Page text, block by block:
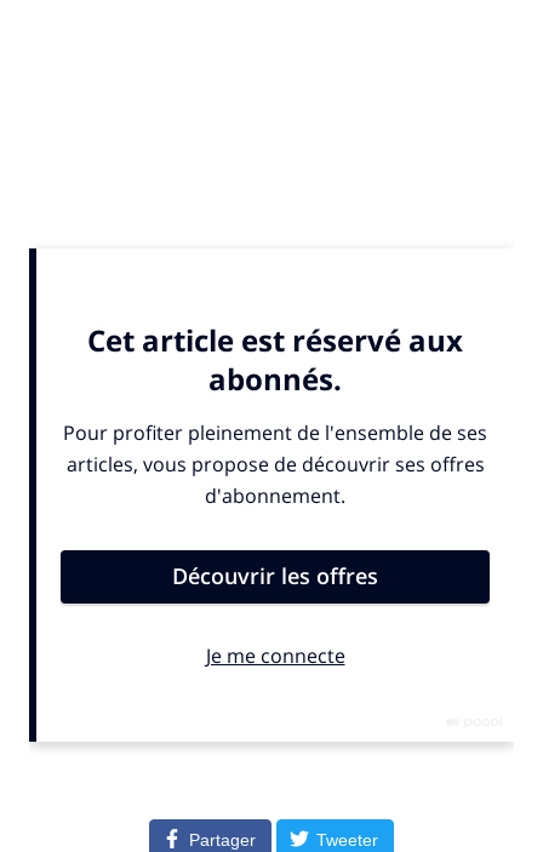
"Gaëtan est un relayeur, un box-
Quel est son meilleur poste selon vous ?
Je pense que c'est un relayeur. Parce que c'est un
le limite à un poste un peu moins énergivore, je
l'habitude de le faire.Partager Tweeter